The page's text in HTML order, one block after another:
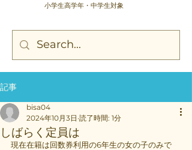
​小学生高学年・中学生対象
記事
しばらく定員は
bisa04
2024年10月3日 読了時間: 1分
現在在籍は回数券利用の6年生の女の子のみで